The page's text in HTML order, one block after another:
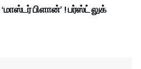
பிளான்’ ! பர்ஸ்ட் லுக்